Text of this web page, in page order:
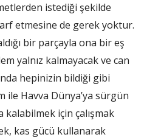
istediği şekilde
etmesine de gerek yoktur.
bir parçayla ona bir eş
yalnız kalmayacak ve can
hepinizin bildiği gibi
ile Havva Dünya’ya sürgün
için çalışmak
kas gücü kullanarak